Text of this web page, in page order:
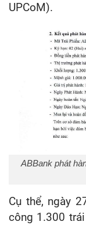
UPCoM).
ABBank phát
Cụ thể, ngày
công 1.300